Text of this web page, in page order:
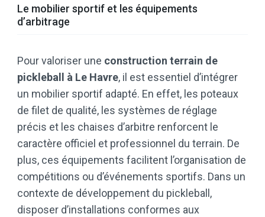
Le mobilier sportif et les équipements
d’arbitrage
Pour valoriser une construction terrain de
pickleball à Le Havre, il est essentiel d’intégrer
un mobilier sportif adapté. En effet, les poteaux
de filet de qualité, les systèmes de réglage
précis et les chaises d’arbitre renforcent le
caractère officiel et professionnel du terrain. De
plus, ces équipements facilitent l’organisation de
compétitions ou d’événements sportifs. Dans un
contexte de développement du pickleball,
disposer d’installations conformes aux